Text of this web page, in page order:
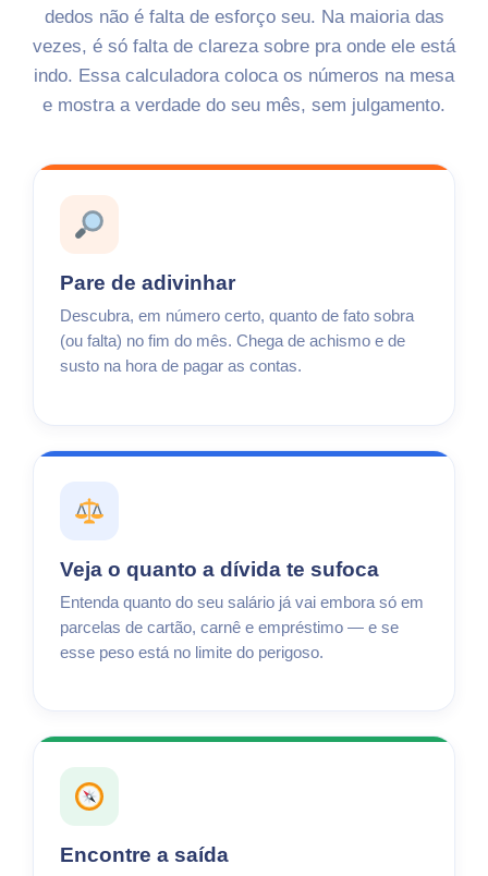
dedos não é falta de esforço seu. Na maioria das
vezes, é só falta de clareza sobre pra onde ele está
indo. Essa calculadora coloca os números na mesa
e mostra a verdade do seu mês, sem julgamento.
Pare de adivinhar
Descubra, em número certo, quanto de fato sobra
(ou falta) no fim do mês. Chega de achismo e de
susto na hora de pagar as contas.
Veja o quanto a dívida te sufoca
Entenda quanto do seu salário já vai embora só em
parcelas de cartão, carnê e empréstimo — e se
esse peso está no limite do perigoso.
Encontre a saída